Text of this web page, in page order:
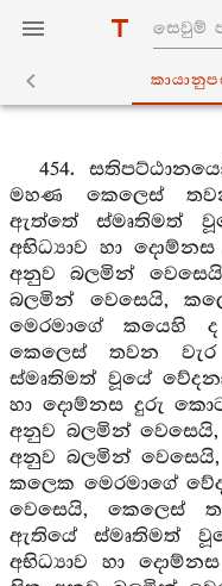
454.
මහණ කෙලෙස්
ඇත්තේ ස්මෘතිමත්
අභිධ්‍යාව හා
අනුව බලමින්
බලමින් වෙසෙයි,
මෙරමාගේ කයෙහි
කෙලෙස් තවන
ස්මෘතිමත් වූයේ
හා දොම්නස දුරු කොට
අනුව බලමින් වෙසෙයි,
අනුව බලමින්
කලෙක මෙරමාගේ
වෙසෙයි, කෙලෙස්
ඇතියේ ස්මෘතිමත්
අභිධ්‍යාව හා